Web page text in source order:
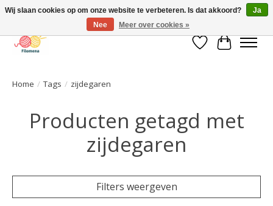
Verlanglijst
Home / Tags / zijdegaren
Producten getagd met
zijdegaren
Filters weergeven
Wij slaan cookies op om onze website te verbeteren. Is dat akkoord?
Ja
Nee
Meer over cookies »